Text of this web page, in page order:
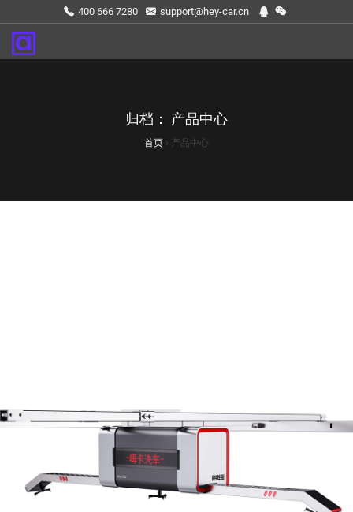
400 666 7280 support@hey-car.cn
归档： 产品中心
首页 › 产品中心
无接触洗车机